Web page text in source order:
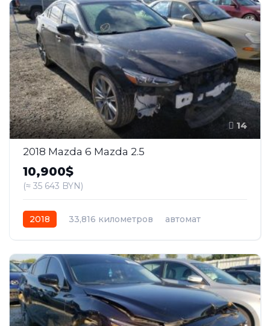
14
2018 Mazda 6 Mazda 2.5
10,900$
(≈ 35 643 BYN)
2018 33,816 километров
автомат